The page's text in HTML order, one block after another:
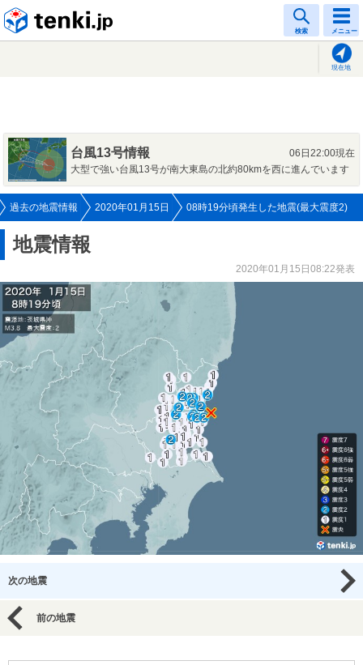
検索 メニュー
現在地
台風13号情報
06日22:00現在
大型で強い台風13号が南大東島の北約80kmを西に進んでいます
過去の地震情報 2020年01月15日 08時19分頃発生した地震(最大震度2)
地震情報
2020年01月15日08:22発表
次の地震
前の地震